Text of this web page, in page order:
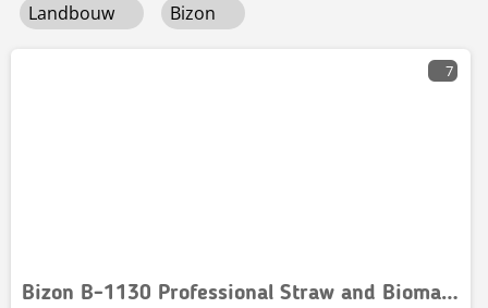
Landbouw Bizon
7
Bizon B-1130 Professional Straw and Biomass Shredder/Gri